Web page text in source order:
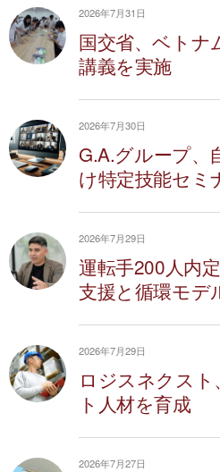
2026年7月31日
国交省、ベトナ
講義を実施
2026年7月30日
G.A.グループ、
け特定技能セミ
2026年7月29日
運転手200人内
支援と循環モデ
2026年7月29日
ロジスネクスト
ト人材を育成
2026年7月27日